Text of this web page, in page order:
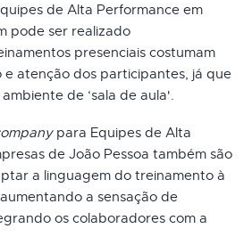
de Alta Performance em
pode ser realizado
presenciais costumam
e atenção dos participantes, já que
de ‘sala de aula'.
para Equipes de Alta
de João Pessoa também são
a linguagem do treinamento à
a sensação de
os colaboradores com a